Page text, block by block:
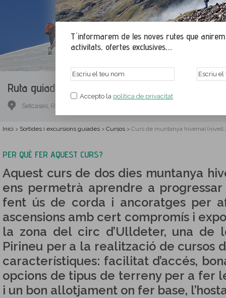
T´informarem de les noves rutes que
activitats, ofertes exclusives,...
Accepto la política de privacitat
Ruta guiada.
Setcases, Ripollès, Girona
Inici > Sortides i excursions guiades > Cursos > Curs de muntanya hivernal (nivell
PER QUÈ FER AQUEST CURS?
Aquest curs de dos dies muntanya
ens permetrà aprendre a
fent ús de corda i ancoratges per
ascensions amb cert compromís i
la zona del circ d’Ulldeter, una de
Pirineu per a la realització de cursos
característiques: facilitat d’accés,
opcions de tipus de terreny per a fer
i un bon allotjament on fer base,